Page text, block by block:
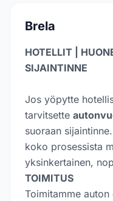
Brela
HOTELLIT |
SIJAINTINNE
Jos yöpytte
tarvitsette
suoraan
koko prosessista
yksinkertainen,
TOIMITUS
Toimitamme